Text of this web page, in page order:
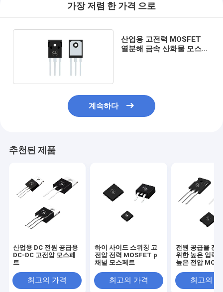
가장 저렴 한 가격 으로
산업용 고전력 MOSFET
열분해 금속 산화물 모스페
계속하다
추천된 제품
산업용 DC 전원 공급용
DC-DC 고전압 모스페
트
최고의 가격
하이 사이드 스위칭 고
전압 전력 MOSFET p
채널 모스페트
최고의 가격
전원 공급을 전
위한 높은 입력
높은 전압
최고의